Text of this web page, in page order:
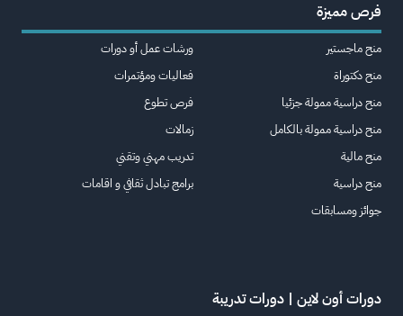
فرص مميزة
منح ماجستير
منح دكتوراة
منح دراسية ممولة جزئيا
منح دراسية ممولة بالكامل
منح مالية
منح دراسية
جوائز ومسابقات
ورشات عمل أو دورات
فعاليات ومؤتمرات
فرص تطوع
زمالات
تدريب مهني وتقني
برامج تبادل ثقافي و اقامات
دورات أون لاين | دورات تدريبة